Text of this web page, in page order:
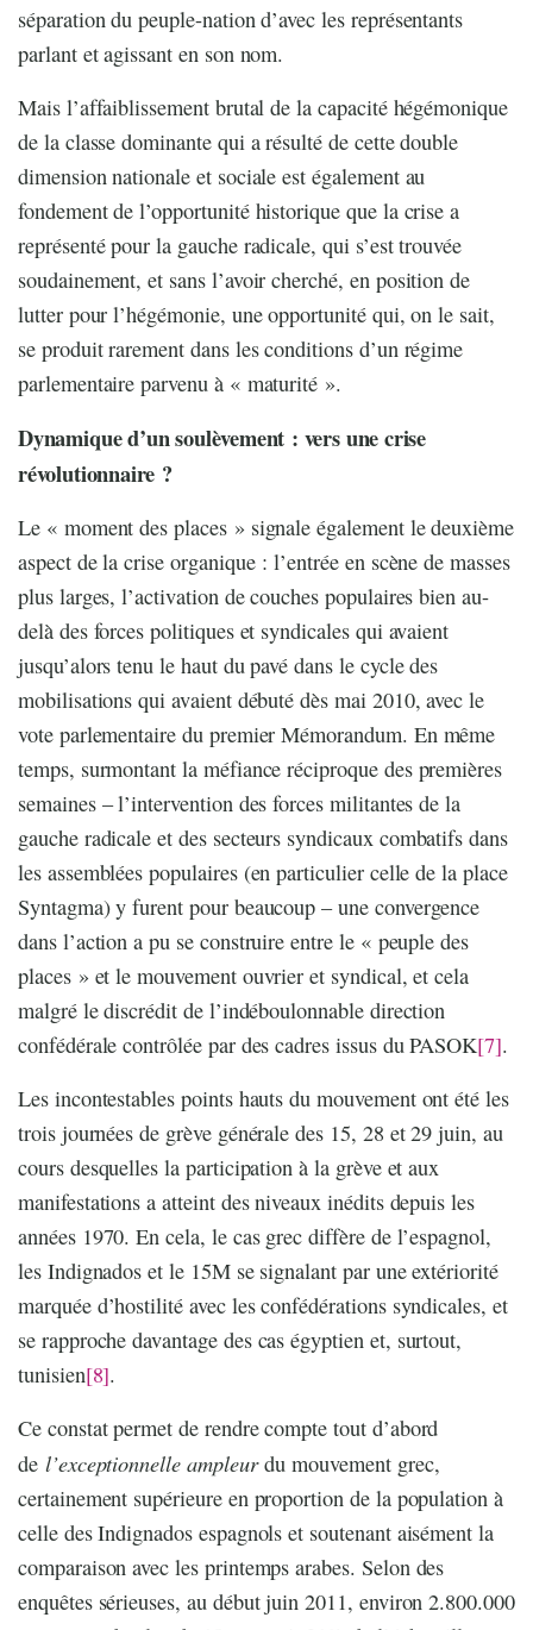
séparation du peuple-nation d’avec les représentants
parlant et agissant en son nom.
Mais l’affaiblissement brutal de la capacité hégémonique
de la classe dominante qui a résulté de cette double
dimension nationale et sociale est également au
fondement de l’opportunité historique que la crise a
représenté pour la gauche radicale, qui s’est trouvée
soudainement, et sans l’avoir cherché, en position de
lutter pour l’hégémonie, une opportunité qui, on le sait,
se produit rarement dans les conditions d’un régime
parlementaire parvenu à « maturité ».
Dynamique d’un soulèvement : vers une crise
révolutionnaire ?
Le « moment des places » signale également le deuxième
aspect de la crise organique : l’entrée en scène de masses
plus larges, l’activation de couches populaires bien au-
delà des forces politiques et syndicales qui avaient
jusqu’alors tenu le haut du pavé dans le cycle des
mobilisations qui avaient débuté dès mai 2010, avec le
vote parlementaire du premier Mémorandum. En même
temps, surmontant la méfiance réciproque des premières
semaines – l’intervention des forces militantes de la
gauche radicale et des secteurs syndicaux combatifs dans
les assemblées populaires (en particulier celle de la place
Syntagma) y furent pour beaucoup – une convergence
dans l’action a pu se construire entre le « peuple des
places » et le mouvement ouvrier et syndical, et cela
malgré le discrédit de l’indéboulonnable direction
confédérale contrôlée par des cadres issus du PASOK[7].
Les incontestables points hauts du mouvement ont été les
trois journées de grève générale des 15, 28 et 29 juin, au
cours desquelles la participation à la grève et aux
manifestations a atteint des niveaux inédits depuis les
années 1970. En cela, le cas grec diffère de l’espagnol,
les Indignados et le 15M se signalant par une extériorité
marquée d’hostilité avec les confédérations syndicales, et
se rapproche davantage des cas égyptien et, surtout,
tunisien[8].
Ce constat permet de rendre compte tout d’abord
de l’exceptionnelle ampleurdu mouvement grec,
certainement supérieure en proportion de la population à
celle des Indignados espagnols et soutenant aisément la
comparaison avec les printemps arabes. Selon des
enquêtes sérieuses, au début juin 2011, environ 2.800.000